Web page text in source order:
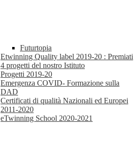
Futurtopia
Etwinning Quality label 2019-20 : Premiati
4 progetti del nostro Istituto
Progetti 2019-20
Emergenza COVID- Formazione sulla
DAD
Certificati di qualità Nazionali ed Europei
2011-2020
eTwinning School 2020-2021